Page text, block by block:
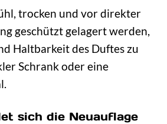
trocken und vor direkter
geschützt gelagert werden,
Haltbarkeit des Duftes zu
Schrank oder eine
sich die Neuauflage